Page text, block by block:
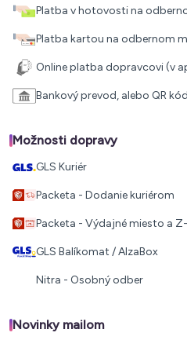
Platba v hotovosti na
Platba kartou na odbernom
Online platba dopravcovi (v
Bankový prevod, alebo QR kód
Možnosti dopravy
GLS Kuriér
Packeta - Dodanie kuriérom
Packeta - Výdajné miesto a
GLS Balíkomat / AlzaBox
Nitra - Osobný odber
Novinky mailom